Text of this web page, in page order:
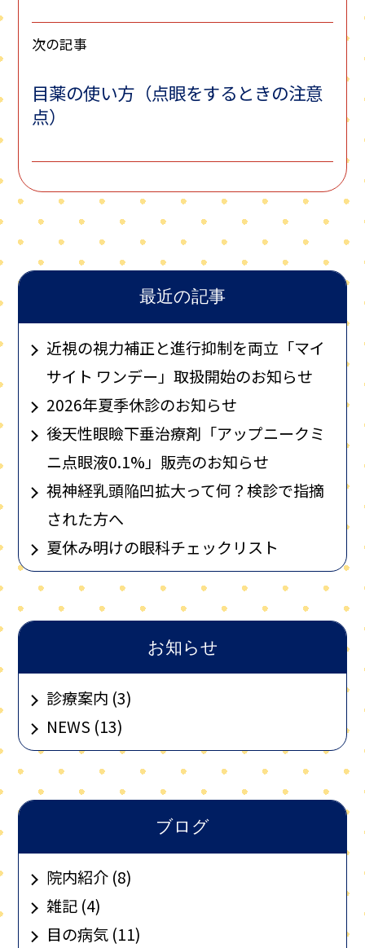
次の記事
目薬の使い方（点眼をするときの注意
点）
最近の記事
近視の視力補正と進行抑制を両立「マイ
サイト ワンデー」取扱開始のお知らせ
2026年夏季休診のお知らせ
後天性眼瞼下垂治療剤「アップニークミ
ニ点眼液0.1%」販売のお知らせ
視神経乳頭陥凹拡大って何？検診で指摘
された方へ
夏休み明けの眼科チェックリスト
お知らせ
診療案内 (3)
NEWS (13)
ブログ
院内紹介 (8)
雑記 (4)
目の病気 (11)